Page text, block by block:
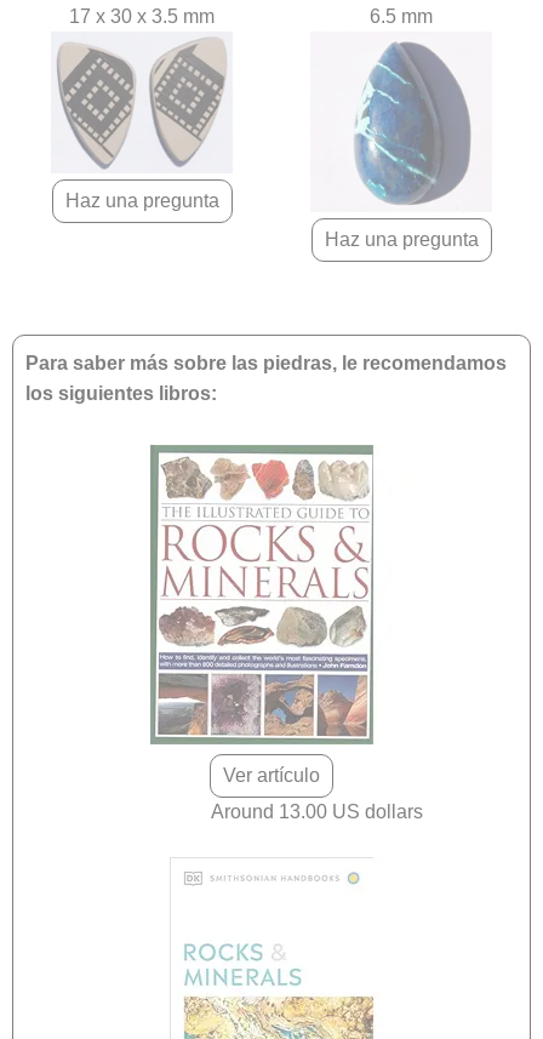
17 x 30 x 3.5 mm
6.5 mm
Para saber más sobre las piedras, le recomendamos
los siguientes libros:
Ver artículo
Around 13.00 US dollars